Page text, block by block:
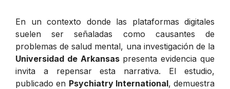
En un contexto donde las plataformas digitales
suelen ser señaladas como causantes de
problemas de salud mental, una investigación de la
Universidad de Arkansaspresenta evidencia que
invita a repensar esta narrativa. El estudio,
publicado en Psychiatry International, demuestra